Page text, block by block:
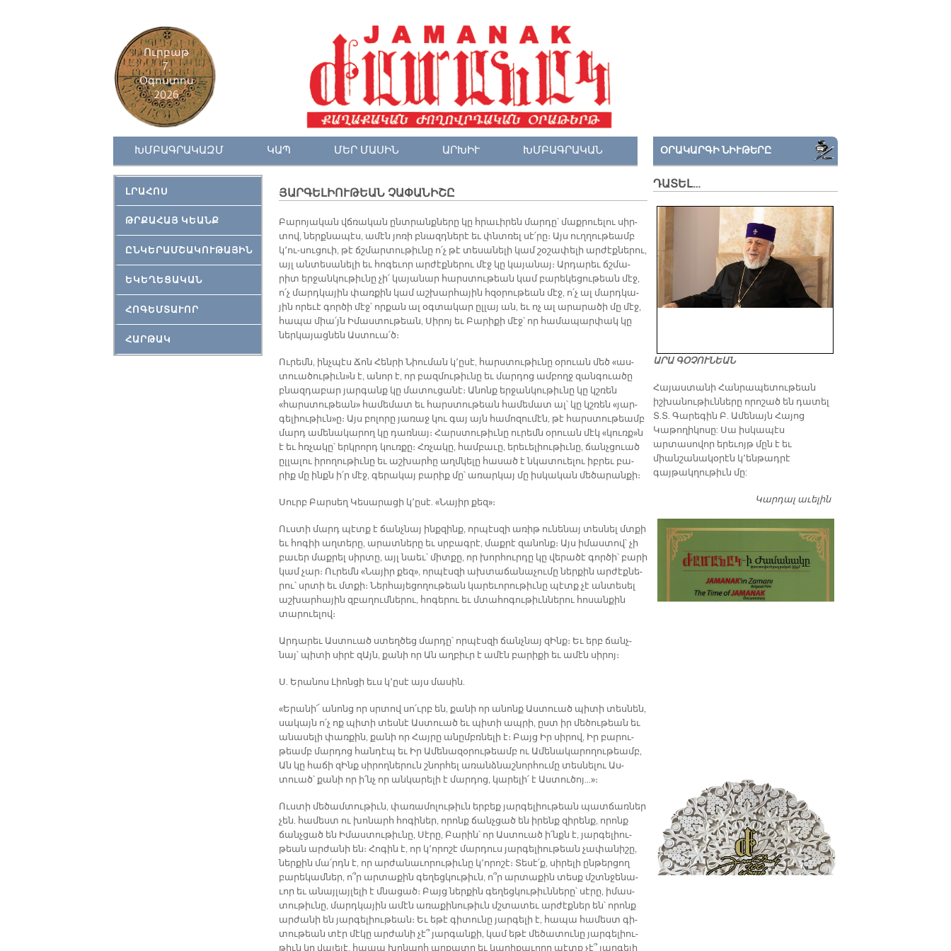
Ուրբաթ
7,
Օգոստոս
2026
ԽՄԲԱԳՐԱԿԱԶՄ ԿԱՊ ՄԵՐ ՄԱՍԻՆ ԱՐԽԻՒ ԽՄԲԱԳՐԱԿԱՆ
ԼՐԱՀՈՍ
ԹՐՔԱՀԱՅ ԿԵԱՆՔ
ԸՆԿԵՐԱՄՇԱԿՈՒԹԱՅԻՆ
ԵԿԵՂԵՑԱԿԱՆ
ՀՈԳԵՄՏԱՒՈՐ
ՀԱՐԹԱԿ
ՅԱՐԳԵԼԻՈՒԹԵԱՆ ՉԱՓԱՆԻՇԸ
Բա­րո­յա­կան վճռա­կան ընտ­րանք­նե­րը կը հրա­ւի­րեն մար­դը՝ մաք­րուե­լու սիր­
տով, ներք­նա­պէս, ա­մէն յո­ռի բնազդ­նե­րէ եւ փնտռել սէ՛­րը։ Այս ուղ­ղու­թեամբ
կ՚ու­-սուցուի, թէ ճշմար­տու­թիւ­նը ո՛չ թէ տե­սա­նե­լի կամ շօ­շա­փե­լի ար­ժէք­նե­րու,
այլ ան­տե­սա­նե­լի եւ հո­գե­ւոր ար­ժէք­նե­րու մէջ կը կա­յա­նայ։ Ար­դա­րեւ ճշմա­
րիտ եր­ջան­կու­թիւ­նը չի՛ կա­յա­նար հարս­տու­թեան կամ բա­րե­կե­ցու­թեան մէջ,
ո՛չ մարդ­կա­յին փառ­քին կամ աշ­խար­հա­յին հզօ­րու­թեան մէջ, ո՛չ ալ մարդ­կա­
յին ո­րե­ւէ գոր­ծի մէջ՝ որ­քան ալ օգ­տա­կար ըլ­լայ ան, եւ ոչ ալ ա­րա­րա­ծի մը մէջ,
հա­պա միա՛յն Ի­մաս­տու­թեան, Սի­րոյ եւ Բա­րի­քի մէջ՝ որ հա­մա­պար­փակ կը
ներ­կա­յաց­նեն Աս­տուա՛ծ։
Ու­րեմն, ինչ­պէս Ճոն Հեն­րի Նիու­ման կ՚ը­սէ, հարս­տու­թիւ­նը օ­րուան մեծ «աս­
տուա­ծու­թիւն»ն է, ա­նոր է, որ բազմութիւնը եւ մարդոց ամբողջ զանգուածը
բնազ­դա­բար յար­գանք կը մա­տու­ցա­նէ։ Ա­նոնք եր­ջան­կու­թիւ­նը կը կշռեն
«հարս­տու­թեան» հա­մե­մատ եւ հարս­տու­թեան հա­մե­մատ ալ՝ կը կշռեն «յար­
գե­լիու­թիւն»ը։ Այս բո­լո­րը յա­ռաջ կու գայ այն հա­մո­զու­մէն, թէ հարս­տու­թեամբ
մարդ ա­մե­նա­կա­րող կը դառ­նայ։ Հարս­տու­թիւ­նը ու­րեմն օ­րուան մէկ «կուռք»ն
է եւ հռչա­կը՝ երկ­րորդ կուռ­քը։ Հռչա­կը, համ­բա­ւը, ե­րե­ւե­լիու­թիւ­նը, ճանչ­ցուած
ըլ­լա­լու ի­րո­ղու­թիւ­նը եւ աշ­խար­հը աղմ­կե­լը հա­սած է նկա­տուե­լու իբ­րեւ բա­
րիք մը ինքն ի՛ր մէջ, գե­րա­կայ բա­րիք մը՝ ա­ռար­կայ մը իս­կա­կան մե­ծա­րան­քի։
Սուրբ Բար­սեղ Կե­սա­րա­ցի կ՚ը­սէ. «Նա­յիր քեզ»։
Ուս­տի մարդ պէտք է ճանչ­նայ ինք­զինք, որ­պէս­զի ա­ռիթ ու­նե­նայ տես­նել մտքի
եւ հո­գիի աղ­տե­րը, ա­րատ­նե­րը եւ սրբագ­րէ, մաքրէ զա­նոնք։ Այս ի­մաս­տով՝ չի
բա­ւեր մաք­րել սիր­տը, այլ նաեւ՝ միտ­քը, որ խոր­հուր­դը կը վե­րա­ծէ գոր­ծի՝ բա­րի
կամ չար։ Ու­րեմն «Նա­յիր քեզ», որ­պէս­զի ախ­տա­ճա­նա­չու­մը ներ­քին ար­ժէք­նե­
րու՝ սրտի եւ մտքի։ Ներ­հա­յեցո­ղու­թեան կա­րե­ւո­րու­թիւ­նը պէտք չէ ան­տե­սել
աշ­խար­հա­յին զբա­ղում­նե­րու, հո­գե­րու եւ մտա­հո­գու­թիւն­նե­րու հո­սան­քին
տա­րուե­լով։
Ար­դա­րեւ Աս­տուած ստեղ­ծեց մար­դը՝ որ­պէս­զի ճանչ­նայ զԻնք։ Եւ երբ ճանչ­
նայ՝ պի­տի սի­րէ զԱյն, քա­նի որ Ան աղ­բիւր է ա­մէն բա­րի­քի եւ ա­մէն սի­րոյ։
Ս. Ե­րա­նոս Լիոն­ցի եւս կ՚ը­սէ այս մա­սին.
«Ե­րա­նի՜ ա­նոնց որ սրտով սո՛ւրբ են, քա­նի որ ա­նոնք Աս­տուած պի­տի տես­նեն,
սա­կայն ո՛չ ոք պի­տի տես­նէ Աս­տուած եւ պի­տի ապ­րի, ըստ իր մե­ծու­թեան եւ
ա­նա­սե­լի փառ­քին, քա­նի որ Հայ­րը ա­նըմբռ­նե­լի է։ Բայց Իր սի­րով, Իր բա­րու­
թեամբ մար­դոց հան­դէպ եւ Իր Ա­մե­նա­զօ­րու­թեամբ ու Ա­մե­նա­կա­րո­ղու­թեամբ,
Ան կը հա­ճի զԻնք սի­րող­նե­րուն շնոր­հել ա­ռանձ­նաշ­նոր­հու­մը տես­նե­լու Աս­
տուած՝ քա­նի որ ի՛նչ որ ան­կա­րե­լի է մար­դոց, կա­րե­լի՛ է Աս­տու­ծոյ…»։­
Ուս­տի մե­ծամ­տու­թիւն, փա­ռա­մո­լու­թիւն եր­բեք յար­գե­լիու­թեան պատ­ճառ­ներ
չեն. հա­մեստ ու խո­նարհ հո­գի­ներ, ո­րոնք ճանչ­ցած են ի­րենք զի­րենք, ո­րոնք
ճանչ­ցած են Ի­մաս­տու­թիւ­նը, Սէ­րը, Բա­րին՝ որ Աս­տուած ի՛նքն է, յար­գե­լիու­
թեան ար­ժա­նի են։ Հո­գին է, որ կ՚ո­րո­շէ մար­դուս յար­գե­լիու­թեան չա­փա­նի­շը,
ներ­քին մա՛րդն է, որ ար­ժա­նա­ւո­րու­թիւ­նը կ՚ո­րո­շէ։ Տե­սէ՛ք, սի­րե­լի ըն­թեր­ցող
բա­րե­կամ­ներ, ո՞ր ար­տա­քին գե­ղեց­կու­թիւն, ո՞ր ար­տա­քին տեսք մշտնջե­նա­
ւոր եւ ա­նայ­լայ­լե­լի է մնա­ցած։ Բայց ներ­քին գե­ղեց­կու­թիւն­նե­րը՝ սէ­րը, ի­մաս­
տու­թիւ­նը, մարդ­կա­յին ա­մէն ա­ռա­քի­նու­թիւն մշտա­տեւ ար­ժէք­ներ են՝ ո­րոնք
ար­ժա­նի են յար­գե­լիու­թեան։ Եւ ե­թէ գի­տու­նը յար­գե­լի է, հա­պա հա­մեստ գի­
տու­թեան տէր մէ­կը ար­ժա­նի չէ՞ յար­գան­քի, կամ ե­թէ մե­ծա­տու­նը յար­գե­լիու­
թիւն կը վա­յե­լէ, հա­պա խո­նարհ աղ­քա­տը եւ կա­րի­քա­ւո­րը պէտք չէ՞ յար­գե­լի
ՕՐԱԿԱՐԳԻ ՆԻՒԹԵՐԸ
ԴԱՏԵԼ…
ԱՐԱ ԳՕՉՈՒՆԵԱՆ
​Հայաստանի Հանրապետութեան
իշխանութիւնները որոշած են դատել
Տ.Տ. Գարեգին Բ. Ամենայն Հայոց
Կաթողիկոսը: Սա իսկապէս
արտասովոր երեւոյթ մըն է եւ
միանշանակօրէն կ՚ենթադրէ
գայթակղութիւն մը:
Կարդալ աւելինԴատել…